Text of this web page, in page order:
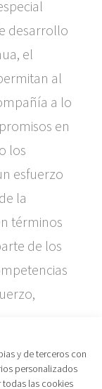
y de terceros con
personalizados
todas las cookies
desarrollo
el
al
a lo
en
los
esfuerzo
la
términos
de los
que